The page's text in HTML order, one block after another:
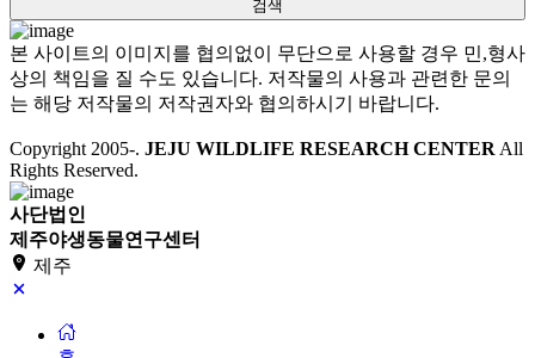
본 사이트의 이미지를 협의없이 무단으로 사용할 경우 민,형사
상의 책임을 질 수도 있습니다. 저작물의 사용과 관련한 문의
는 해당 저작물의 저작권자와 협의하시기 바랍니다.
Copyright 2005-. JEJU WILDLIFE RESEARCH CENTER All
Rights Reserved.
사단법인
제주야생동물연구센터
제주